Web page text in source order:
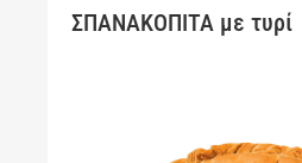
ΣΠΑΝΑΚΟΠΙΤΑ με τυρί